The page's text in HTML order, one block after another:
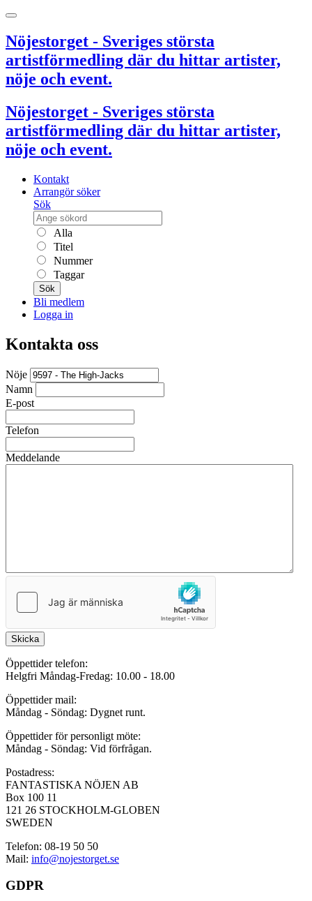
Nöjestorget - Sveriges största
artistförmedling där du hittar artister,
nöje och event.
Nöjestorget - Sveriges största
artistförmedling där du hittar artister,
nöje och event.
Kontakt
Arrangör söker
Sök
Alla
Titel
Nummer
Taggar
Sök
Bli medlem
Logga in
Kontakta oss
Nöje
Namn
E-post
Telefon
Meddelande
Skicka
Öppettider telefon:
Helgfri Måndag-Fredag: 10.00 - 18.00
Öppettider mail:
Måndag - Söndag: Dygnet runt.
Öppettider för personligt möte:
Måndag - Söndag: Vid förfrågan.
Postadress:
FANTASTISKA NÖJEN AB
Box 100 11
121 26 STOCKHOLM-GLOBEN
SWEDEN
Telefon: 08-19 50 50
Mail: info@nojestorget.se
GDPR